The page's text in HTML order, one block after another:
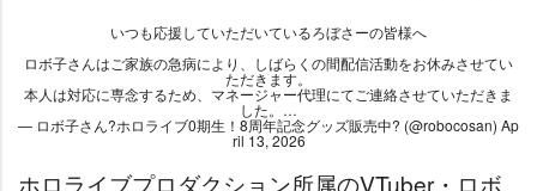
いつも応援していただいているろぼさーの皆様へ
ロボ子さんはご家族の急病により、しばらくの間配信活動をお休みさせてい
ただきます。
本人は対応に専念するため、マネージャー代理にてご連絡させていただきま
した。…
— ロボ子さん?ホロライブ0期生！8周年記念グッズ販売中? (@robocosan) Ap
ril 13, 2026
ホロライブプロダクション所属のVTuber・ロボ